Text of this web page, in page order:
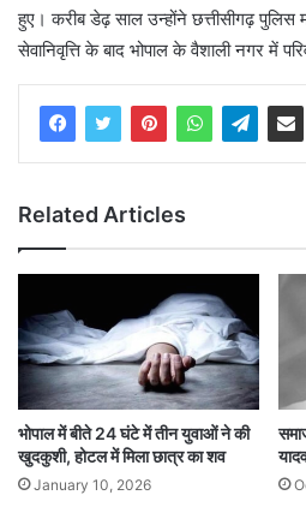
हुए। करीब डेढ़ साल उन्होंने छत्तीसीगढ़ पुलिस
सेवानिवृत्ति के बाद भोपाल के वैशाली नगर में
Related Articles
भोपाल में बीते 24 घंटे में तीन युवाओं ने की
खुदकुशी, होटल में मिला छात्र का शव
January 10, 2026